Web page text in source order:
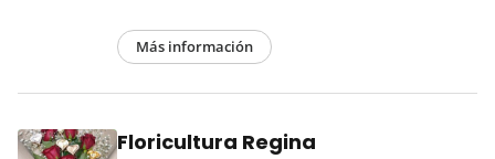
Más información
Floricultura Regina